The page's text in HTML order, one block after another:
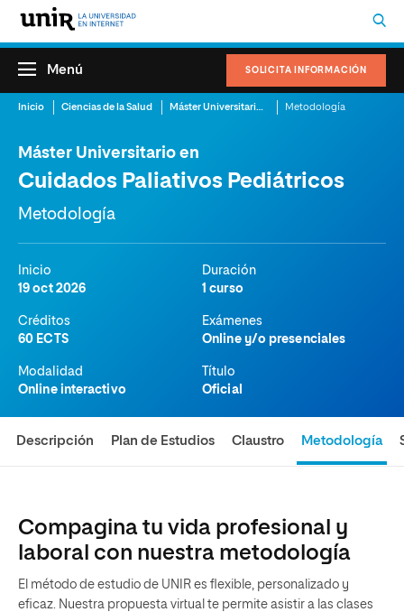
SOLICITA INFORMACIÓN
Menú
Inicio Ciencias de la Salud Máster Universitario en Cuidados Paliativos Pediátricos Metodología
Máster Universitario en
Cuidados Paliativos Pediátricos
Metodología
Inicio
19 oct 2026
Duración
1 curso
Créditos
60 ECTS
Exámenes
Online y/o presenciales
Modalidad
Online interactivo
Título
Oficial
Descripción Plan de Estudios Claustro Metodología
Compagina tu vida profesional y
laboral con nuestra metodología
El método de estudio de UNIR es flexible, personalizado y
eficaz. Nuestra propuesta virtual te permite asistir a las clases